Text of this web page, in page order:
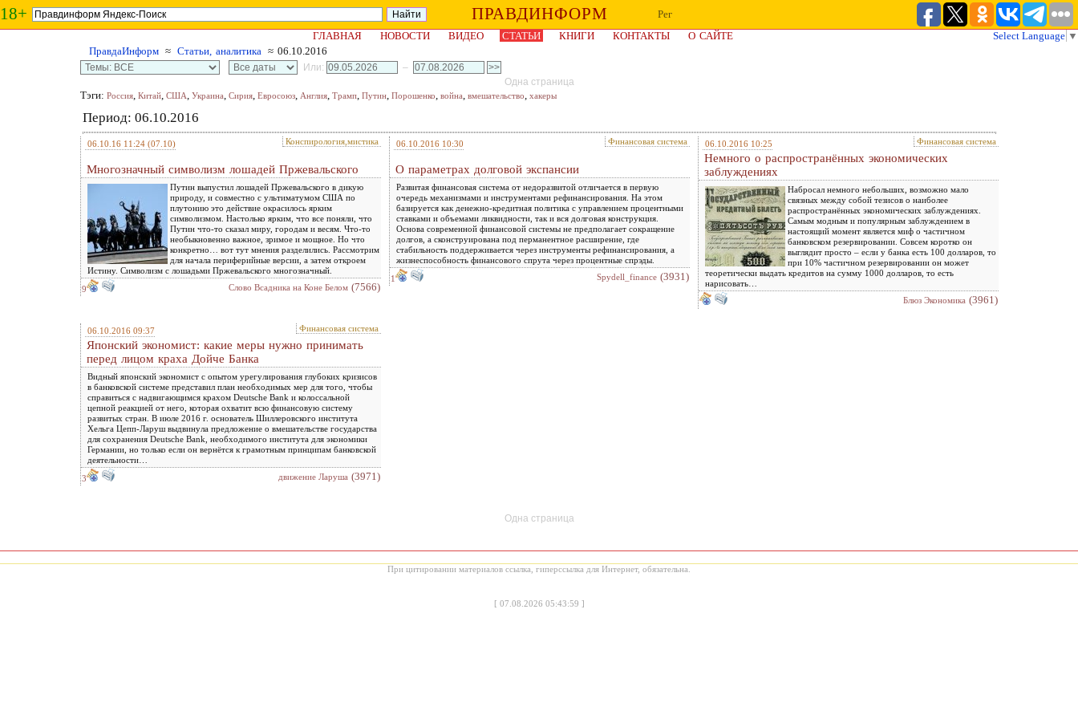
18+ ПРАВДИНФОРМ
Рег
ГЛАВНАЯ
НОВОСТИ ВИДЕО СТАТЬИ КНИГИ КОНТАКТЫ О САЙТЕ Select Language ▼
ПравдаИнформ ≈ Статьи, аналитика ≈ 06.10.2016
Или:
–
Одна страница
Тэги: Россия, Китай, США, Украина, Сирия, Евросоюз, Англия, Трамп, Путин, Порошенко, война, вмешательство, хакеры
Период: 06.10.2016
06.10.16 11:24 (07.10) Конспирология,мистика
Многозначный символизм лошадей Пржевальского
Путин выпустил лошадей Пржевальского в дикую
природу, и совместно с ультиматумом США по
плутонию это действие окрасилось ярким
символизмом. Настолько ярким, что все поняли, что
Путин что-то сказал миру, городам и весям. Что-то
необыкновенно важное, зримое и мощное. Но что
конкретно… вот тут мнения разделились. Рассмотрим
для начала периферийные версии, а затем откроем
Истину. Символизм с лошадьми Пржевальского многозначный.
9
Слово Всадника на Коне Белом (7566)
06.10.2016 10:30 Финансовая система
О параметрах долговой экспансии
Развитая финансовая система от недоразвитой отличается в первую
очередь механизмами и инструментами рефинансирования. На этом
базируется как денежно-кредитная политика с управлением процентными
ставками и объемами ликвидности, так и вся долговая конструкция.
Основа современной финансовой системы не предполагает сокращение
долгов, а сконструирована под перманентное расширение, где
стабильность поддерживается через инструменты рефинансирования, а
жизнеспособность финансового спрута через процентные спрэды.
1
Spydell_finance (3931)
06.10.2016 10:25 Финансовая система
Немного о распространённых экономических
заблуждениях
Набросал немного небольших, возможно мало
связных между собой тезисов о наиболее
распространённых экономических заблуждениях.
Самым модным и популярным заблуждением в
настоящий момент является миф о частичном
банковском резервировании. Совсем коротко он
выглядит просто – если у банка есть 100 долларов, то
при 10% частичном резервировании он может
теоретически выдать кредитов на сумму 1000 долларов, то есть
нарисовать…
Блюз Экономика (3961)
06.10.2016 09:37 Финансовая система
Японский экономист: какие меры нужно принимать
перед лицом краха Дойче Банка
Видный японский экономист с опытом урегулирования глубоких кризисов
в банковской системе представил план необходимых мер для того, чтобы
справиться с надвигающимся крахом Deutsche Bank и колоссальной
цепной реакцией от него, которая охватит всю финансовую систему
развитых стран. В июле 2016 г. основатель Шиллеровского института
Хельга Цепп-Ларуш выдвинула предложение о вмешательстве государства
для сохранения Deutsche Bank, необходимого института для экономики
Германии, но только если он вернётся к грамотным принципам банковской
деятельности…
3
движение Ларуша (3971)
Одна страница
При цитировании материалов ссылка, гиперссылка для Интернет, обязательна.
[ 07.08.2026 05:43:59 ]